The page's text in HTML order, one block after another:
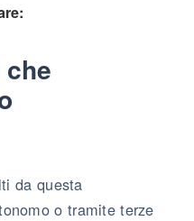
da questa
o tramite terze